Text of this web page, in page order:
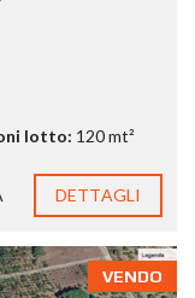
lotto: 120 mt²
DETTAGLI
VENDO